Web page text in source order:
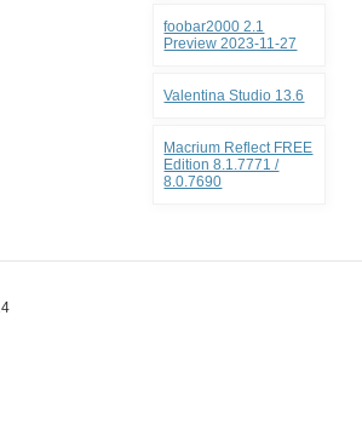
foobar2000 2.1
Preview 2023-11-27
Valentina Studio 13.6
Macrium Reflect FREE
Edition 8.1.7771 /
8.0.7690